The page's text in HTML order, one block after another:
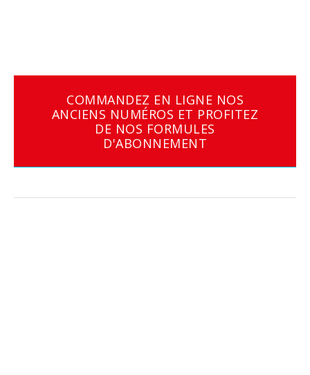
COMMANDEZ EN LIGNE NOS
ANCIENS NUMÉROS ET PROFITEZ
DE NOS FORMULES
D'ABONNEMENT